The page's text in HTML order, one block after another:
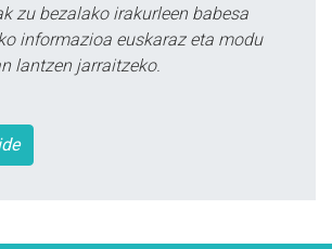
zu bezalako irakurleen babesa
informazioa euskaraz eta modu
lantzen jarraitzeko.